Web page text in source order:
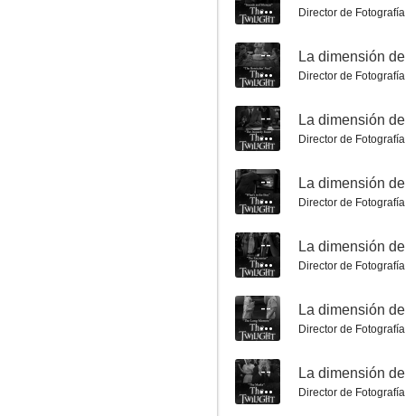
--
La dimensión desconocida: De Agnes, con amor
Director de Fotografía
--
Director de Fotografía
--
Director de Fotografía
--
Director de Fotografía
--
Director de Fotografía
--
Director de Fotografía
--
Director de Fotografía